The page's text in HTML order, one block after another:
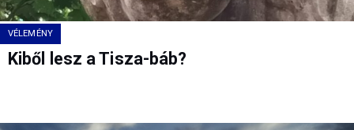
VÉLEMÉNY
Kiből lesz a Tisza-báb?